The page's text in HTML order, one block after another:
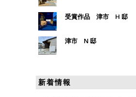
受賞作品 津市 H 邸
津市 N 邸
新着情報